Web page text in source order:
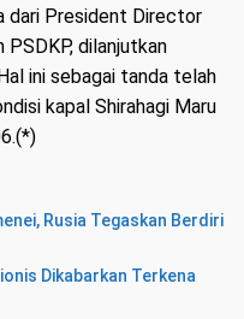
dari President Director
PSDKP, dilanjutkan
ini sebagai tanda telah
kapal Shirahagi Maru
Rusia Tegaskan Berdiri
Dikabarkan Terkena